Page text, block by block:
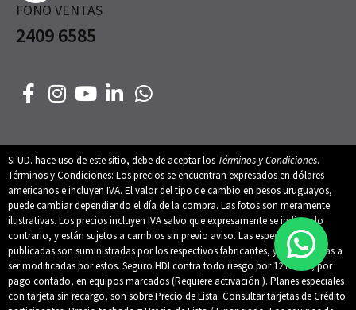
FONO VENTAS
2409 6585
Si UD. hace uso de este sitio, debe de aceptar los Términos y Condiciones.
Términos y Condiciones: Los precios se encuentran expresados en dólares
americanos e incluyen IVA. El valor del tipo de cambio en pesos uruguayos,
puede cambiar dependiendo el día de la compra. Las fotos son meramente
ilustrativas. Los precios incluyen IVA salvo que expresamente se indique lo
contrario, y están sujetos a cambios sin previo aviso. Las especificaciones
publicadas son suministradas por los respectivos fabricantes, y están sujetas a
ser modificadas por estos. Seguro HDI contra todo riesgo por 12 meses, por
pago contado, en equipos marcados (Requiere activación.). Planes especiales
con tarjeta sin recargo, son sobre Precio de Lista. Consultar tarjetas de Crédito